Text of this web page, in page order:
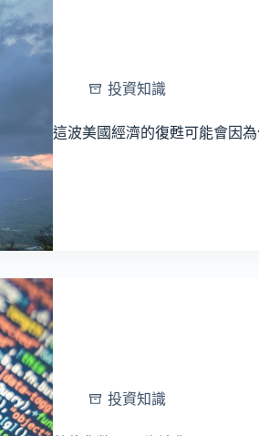
投資知識
這波美國經濟的復甦可能會因
投資知識